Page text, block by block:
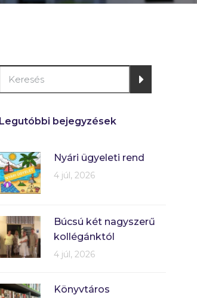
Legutóbbi bejegyzések
Nyári ügyeleti rend
4 júl, 2026
Búcsú két nagyszerű
kollégánktól
4 júl, 2026
Könyvtáros